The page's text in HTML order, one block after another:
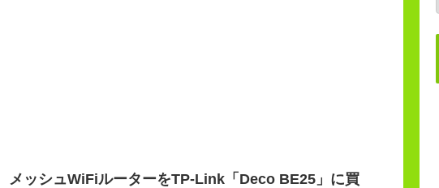
メッシュWiFiルーターをTP-Link「Deco BE25」に買